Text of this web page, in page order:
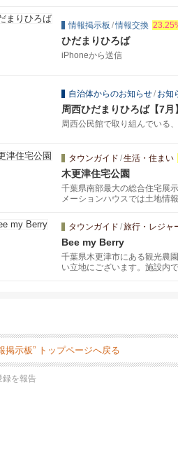
情報掲示板 /情報交換
ひだまりひろば
iPhoneから送信
自治体からのお知らせ/ お知
周西ひだまりひろば【7月
周西公民館で取り組んでいる
タウンガイド /生活・住まい
木更津住宅公園
千葉県南部最大の総合住宅展
メーションハウスでは土地情
タウンガイド /旅行・レジャ
Bee my Berry
千葉県木更津市にある観光農
い立地にございます。施設内
掲示板” トップページへ戻る
録を報告